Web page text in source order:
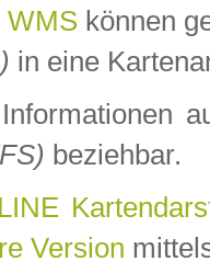
WMS können
in eine
beziehbar.
Version